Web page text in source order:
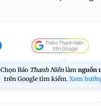
Chọn Báo Thanh Niên làm nguồn
trên Google tìm kiếm. Xem